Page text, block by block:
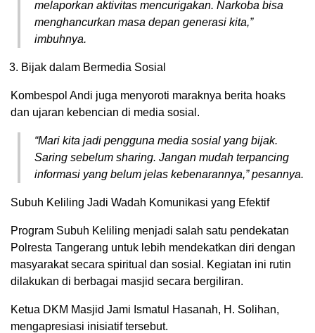
melaporkan aktivitas mencurigakan. Narkoba bisa
menghancurkan masa depan generasi kita,”
imbuhnya.
Bijak dalam Bermedia Sosial
Kombespol Andi juga menyoroti maraknya berita hoaks
dan ujaran kebencian di media sosial.
“Mari kita jadi pengguna media sosial yang bijak.
Saring sebelum sharing. Jangan mudah terpancing
informasi yang belum jelas kebenarannya,” pesannya.
Subuh Keliling Jadi Wadah Komunikasi yang Efektif
Program Subuh Keliling menjadi salah satu pendekatan
Polresta Tangerang untuk lebih mendekatkan diri dengan
masyarakat secara spiritual dan sosial. Kegiatan ini rutin
dilakukan di berbagai masjid secara bergiliran.
Ketua DKM Masjid Jami Ismatul Hasanah, H. Solihan,
mengapresiasi inisiatif tersebut.